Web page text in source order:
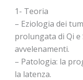
1- Teoria
– Eziologia dei
prolungata di Qi e
avvelenamenti.
– Patologia: la
la latenza.